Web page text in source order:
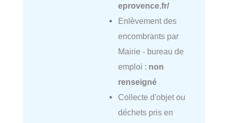
eprovence.fr/
Enlèvement des
encombrants par
Mairie - bureau de
emploi : non
renseigné
Collecte d'objet ou
déchets pris en